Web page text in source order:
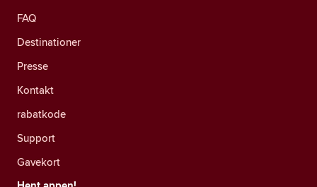
FAQ
Destinationer
Presse
Kontakt
rabatkode
Support
Gavekort